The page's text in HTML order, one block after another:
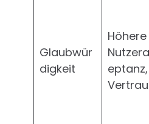
Glaubwür
digkeit
Höhere
eptanz,